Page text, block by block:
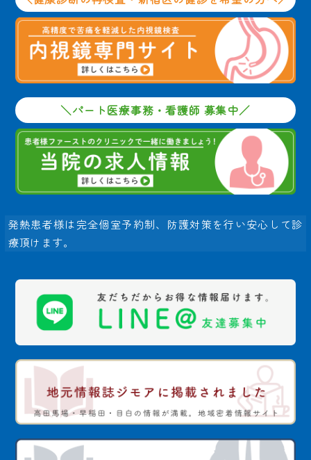
＼パート医療事務・看護師 募集中／
発熱患者様は完全個室予約制、防護対策を行い安心して診
療頂けます。